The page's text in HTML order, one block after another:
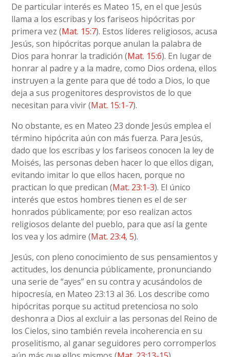
De particular interés es Mateo 15, en el que Jesús
llama a los escribas y los fariseos hipócritas por
primera vez (Mat. 15:7). Estos líderes religiosos, acusa
Jesús, son hipócritas porque anulan la palabra de
Dios para honrar la tradición (Mat. 15:6). En lugar de
honrar al padre y a la madre, como Dios ordena, ellos
instruyen a la gente para que dé todo a Dios, lo que
deja a sus progenitores desprovistos de lo que
necesitan para vivir (Mat. 15:1-7).
No obstante, es en Mateo 23 donde Jesús emplea el
término hipócrita aún con más fuerza. Para Jesús,
dado que los escribas y los fariseos conocen la ley de
Moisés, las personas deben hacer lo que ellos digan,
evitando imitar lo que ellos hacen, porque no
practican lo que predican (Mat. 23:1-3). El único
interés que estos hombres tienen es el de ser
honrados públicamente; por eso realizan actos
religiosos delante del pueblo, para que así la gente
los vea y los admire (Mat. 23:4,5).
Jesús, con pleno conocimiento de sus pensamientos y
actitudes, los denuncia públicamente, pronunciando
una serie de “ayes” en su contra y acusándolos de
hipocresía, en Mateo 23:13 al 36. Los describe como
hipócritas porque su actitud pretenciosa no solo
deshonra a Dios al excluir a las personas del Reino de
los Cielos, sino también revela incoherencia en su
proselitismo, al ganar seguidores pero corromperlos